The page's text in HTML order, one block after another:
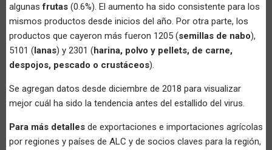
algunasfrutas (0.6%). El aumento ha sido consistente para los
mismos productos desde inicios del año. Por otra parte, los
productos que cayeron más fueron 1205 (semillas de nabo),
5101 (lanas) y 2301 (harina, polvo y pellets, de carne,
despojos, pescado o crustáceos).
Se agregan datos desde diciembre de 2018 para visualizar
mejor cuál ha sido la tendencia antes del estallido del virus.
Para más detalles de exportaciones e importaciones agrícolas
por regiones y países de ALC y de socios claves para la región,